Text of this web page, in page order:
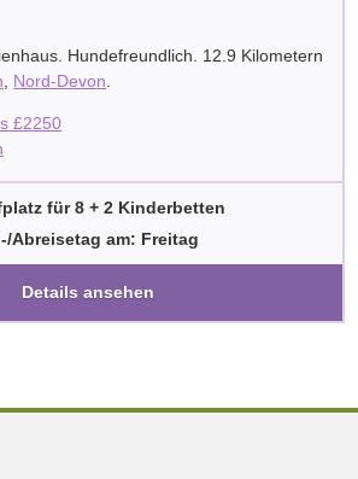
Hundefreundlich. 12.9 Kilometern
Nord-Devon
£2250
für 8 + 2 Kinderbetten
Abreisetag am: Freitag
Details ansehen